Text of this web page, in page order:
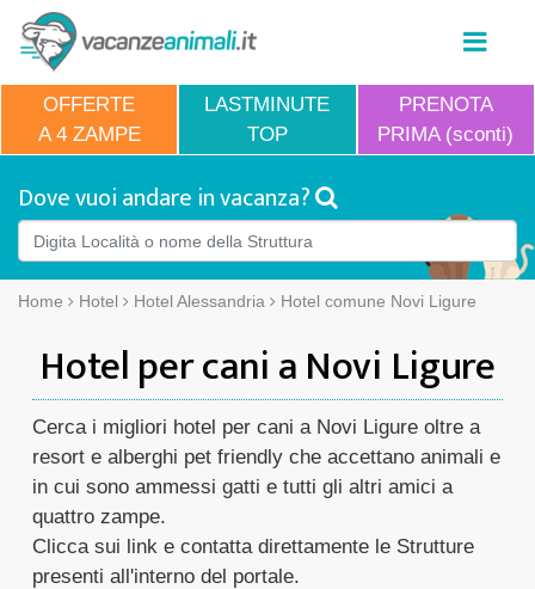
OFFERTE
A 4 ZAMPE
LASTMINUTE
TOP
PRENOTA
PRIMA (sconti)
Dove vuoi andare in vacanza?
Home Hotel Hotel Alessandria Hotel comune Novi Ligure
Hotel per cani a Novi Ligure
Cerca i migliori hotel per cani a Novi Ligure oltre a
resort e alberghi pet friendly che accettano animali e
in cui sono ammessi gatti e tutti gli altri amici a
quattro zampe.
Clicca sui link e contatta direttamente le Strutture
presenti all'interno del portale.